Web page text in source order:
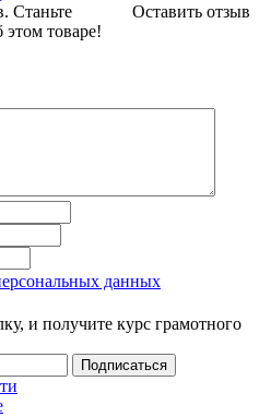
Оставить отзыв
Станьте
товаре!
данных
и получите курс грамотного